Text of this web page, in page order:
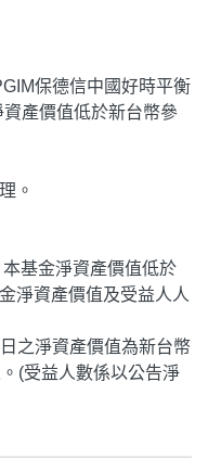
保德信中國好時平衡
產價值低於新台幣參
。
基金淨資產價值低於
淨資產價值及受益人人
之淨資產價值為新台幣
(受益人數係以公告淨